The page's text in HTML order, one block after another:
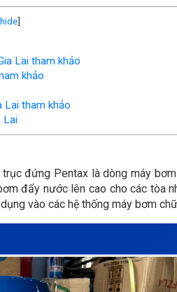
hide]
Lai tham khảo
khảo
Lai tham khảo
Lai
đứng Pentax là dòng máy
đẩy nước lên cao cho các tòa
vào các hệ thống máy bơm